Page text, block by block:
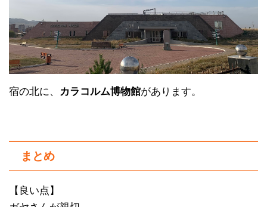
宿の北に、 カラコルム博物館があります。
まとめ
【良い点】